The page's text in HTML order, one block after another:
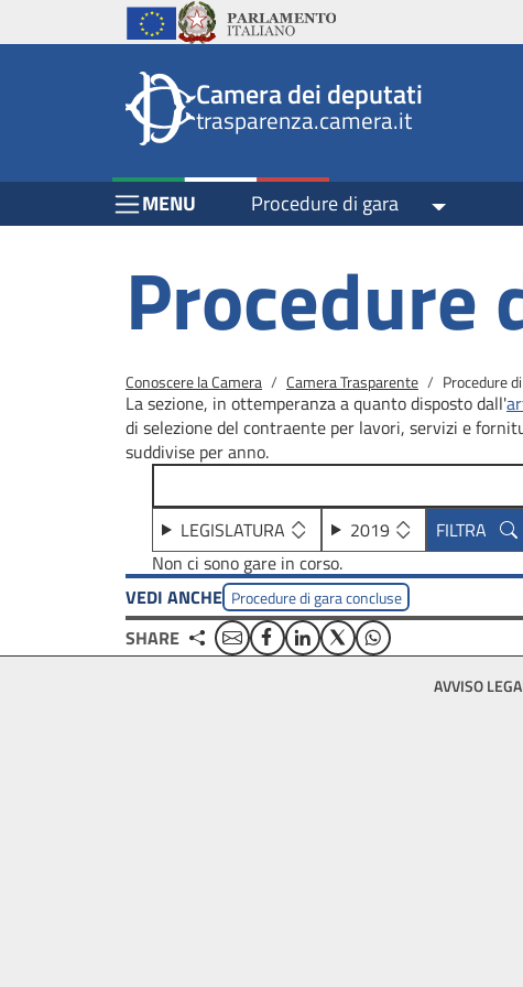
Salta al contenuto principale
Salta al menu di navigazione
top
Istituzioni
Unione EuropeaParlamento Italiano
Camera dei deputati
trasparenza.camera.it
Menu Bar block
MENU Procedure di gara Toggle
Procedure
Briciole di pane
Conoscere la Camera Camera Trasparente Procedure
La sezione, in ottemperanza a quanto disposto dall'
di selezione del contraente per lavori, servizi e
suddivise per anno.
LEGISLATURA
2019
Non ci sono gare in corso.
VEDI ANCHE Procedure di gara concluse
SHARE EmailFacebookLinkedinTwitterWhatsApp
AVVISO
Salta al contenuto principale
Salta al menu di navigazione
Vai a inizio pagina